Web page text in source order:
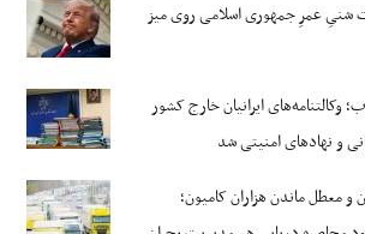
شنیِ عمرِ جمهوری اسلامی روی میز
وکالتنامه‌های ایرانیان خارج کشور
و نهادهای امنیتی شد
و معطل ماندن هزاران کامیون؛